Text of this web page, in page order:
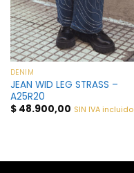
DENIM
JEAN WID LEG STRASS –
A25R20
$48.900,00 SIN IVA incluido